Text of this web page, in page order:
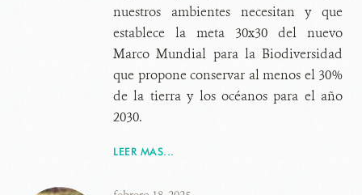
nuestros ambientes necesitan y que
establece la meta 30x30 del nuevo
Marco Mundial para la Biodiversidad
que propone conservar al menos el 30%
de la tierra y los océanos para el año
2030.
LEER MAS...